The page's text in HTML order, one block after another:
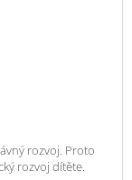
rozvoj. Proto
rozvoj dítěte.